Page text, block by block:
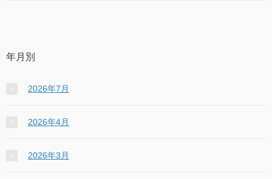
年月別
2026年7月
2026年4月
2026年3月